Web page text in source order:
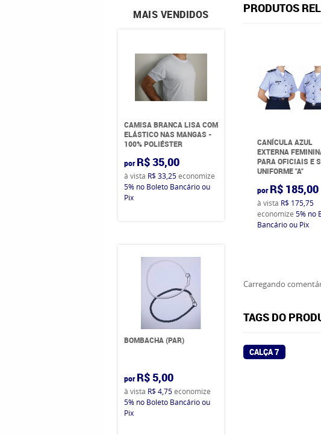
MAIS VENDIDOS
CAMISA BRANCA LISA COM
ELÁSTICO NAS MANGAS -
100% POLIÉSTER
por R$ 35,00
à vista R$ 33,25economize
5% no Boleto Bancário ou
Pix
BOMBACHA (PAR)
por R$ 5,00
à vista R$ 4,75economize
5% no Boleto Bancário ou
Pix
PRODUTOS
CANÍCULA AZUL
EXTERNA
PARA OFICIAIS E
UNIFORME "A"
por R$ 185,00
à vista R$ 175,75
economize 5% no
Bancário ou Pix
Carregando
TAGS DO
CALÇA 7